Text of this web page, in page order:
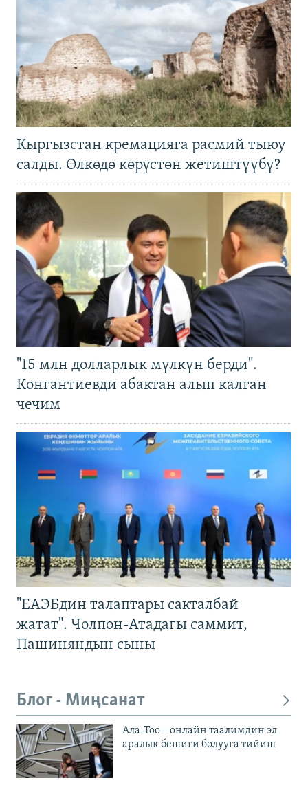
Кыргызстан кремацияга расмий тыюу
салды. Өлкөдө көрүстөн жетиштүүбү?
"15 млн долларлык мүлкүн берди".
Конгантиевди абактан алып калган
чечим
"ЕАЭБдин талаптары сакталбай
жатат". Чолпон-Атадагы саммит,
Пашиняндын сыны
Блог - Миңсанат
Ала-Тоо – онлайн таалимдин эл
аралык бешиги болууга тийиш